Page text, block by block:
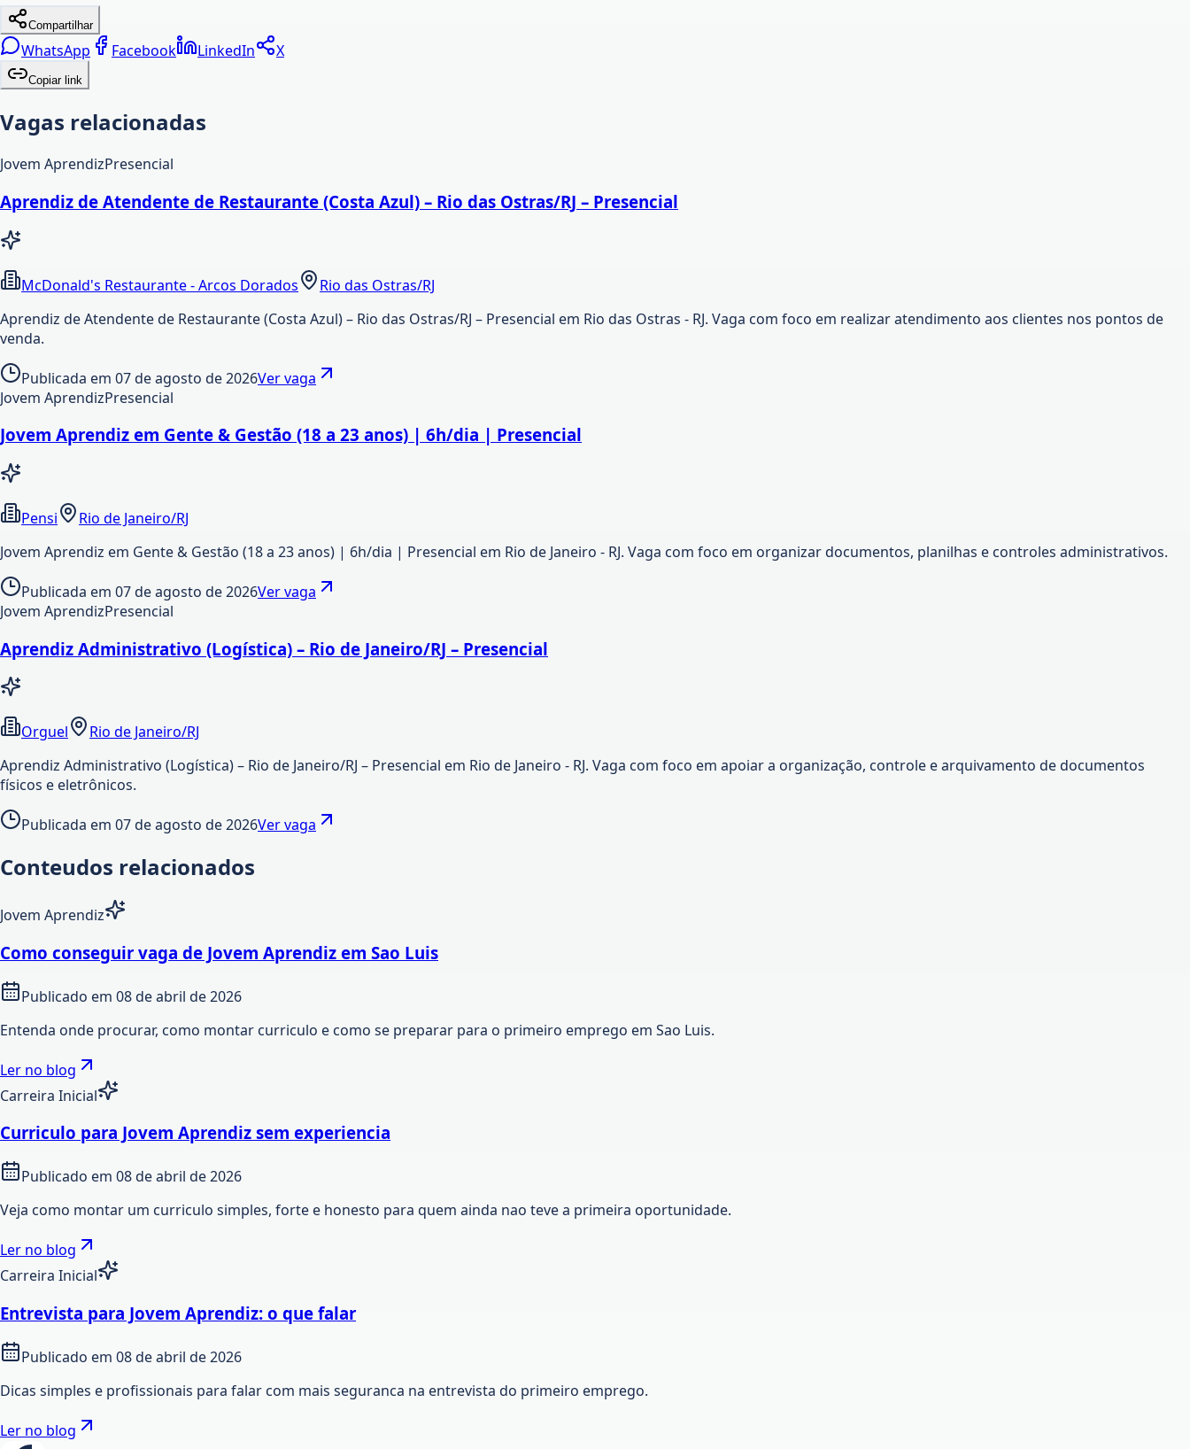
Compartilhar
WhatsApp Facebook LinkedIn X
Copiar link
Vagas relacionadas
Jovem AprendizPresencial
Aprendiz de Atendente de Restaurante (Costa Azul) – Rio das Ostras/RJ – Presencial
McDonald's Restaurante - Arcos Dorados
Rio das Ostras/RJ
Aprendiz de Atendente de Restaurante (Costa Azul) – Rio das Ostras/RJ – Presencial em Rio das Ostras - RJ. Vaga com foco em realizar atendimento aos clientes nos pontos de
venda.
Publicada em 07 de agosto de 2026Ver vaga
Jovem AprendizPresencial
Jovem Aprendiz em Gente & Gestão (18 a 23 anos) | 6h/dia | Presencial
Pensi
Rio de Janeiro/RJ
Jovem Aprendiz em Gente & Gestão (18 a 23 anos) | 6h/dia | Presencial em Rio de Janeiro - RJ. Vaga com foco em organizar documentos, planilhas e controles administrativos.
Publicada em 07 de agosto de 2026Ver vaga
Jovem AprendizPresencial
Aprendiz Administrativo (Logística) – Rio de Janeiro/RJ – Presencial
Orguel
Rio de Janeiro/RJ
Aprendiz Administrativo (Logística) – Rio de Janeiro/RJ – Presencial em Rio de Janeiro - RJ. Vaga com foco em apoiar a organização, controle e arquivamento de documentos
físicos e eletrônicos.
Publicada em 07 de agosto de 2026Ver vaga
Conteudos relacionados
Jovem Aprendiz
Como conseguir vaga de Jovem Aprendiz em Sao Luis
Publicado em 08 de abril de 2026
Entenda onde procurar, como montar curriculo e como se preparar para o primeiro emprego em Sao Luis.
Ler no blog
Carreira Inicial
Curriculo para Jovem Aprendiz sem experiencia
Publicado em 08 de abril de 2026
Veja como montar um curriculo simples, forte e honesto para quem ainda nao teve a primeira oportunidade.
Ler no blog
Carreira Inicial
Entrevista para Jovem Aprendiz: o que falar
Publicado em 08 de abril de 2026
Dicas simples e profissionais para falar com mais seguranca na entrevista do primeiro emprego.
Ler no blog